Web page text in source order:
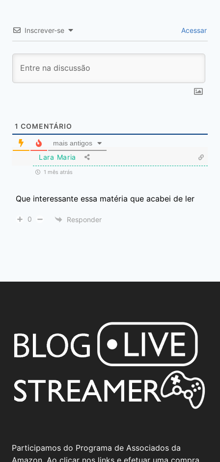
Inscrever-se Acessar
1 COMENTÁRIO
mais antigos
Lara Maria
1 mês atrás
Que interessante essa matéria que acabei de ler
0 Responder
Participamos do Programa de Associados da